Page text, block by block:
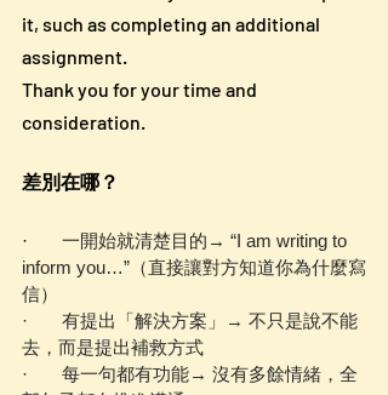
it, such as completing an additional
assignment.
Thank you for your time and
consideration.
差別在哪？
·
一開始就清楚目的→ “I am writing to
inform you…”（直接讓對方知道你為什麼寫
信）
·       有提出「解決方案」→ 不只是說不能
去，而是提出補救方式
·       每一句都有功能→ 沒有多餘情緒，全